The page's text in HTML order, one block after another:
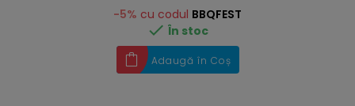
-5% cu codul BBQFEST
 În stoc
Adaugă în Coș